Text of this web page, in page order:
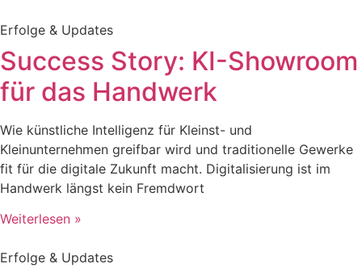
Erfolge & Updates
Success Story: KI-Showroom
für das Handwerk
Wie künstliche Intelligenz für Kleinst- und
Kleinunternehmen greifbar wird und traditionelle Gewerke
fit für die digitale Zukunft macht. Digitalisierung ist im
Handwerk längst kein Fremdwort
Weiterlesen »
Erfolge & Updates